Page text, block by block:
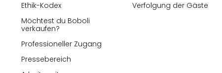
Ethik-Kodex
Möchtest du Boboli
verkaufen?
Professioneller Zugang
Pressebereich
Verfolgung der Gäste